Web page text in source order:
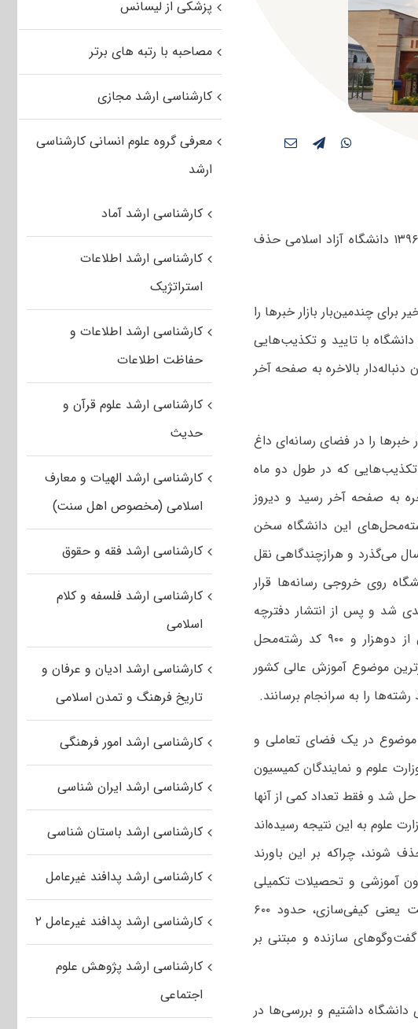
حدود ۶۰۰ کدرشته‎محل از دفترچه انتخاب رشته کارشناسی ارشد سال ۱۳۹۶ دانشگاه آزاد اسلامی حذف
برای چندمین‌بار بازار خبرها را
با تایید و تکذیب‌هایی
بالاخره به صفحه آخر
خبرها را در فضای رسانه‌ای داغ
تکذیب‌هایی که در طول دو ماه
به صفحه آخر رسید و دیروز
این دانشگاه سخن
می‌گذرد و هرازچندگاهی نقل
روی خروجی رسانه‌ها قرار
شد و پس از انتشار دفترچه
انتخاب‌رشته کارشناسی‌ارشد دانشگاه آزاد اسلامی مشخص شد بیش از دوهزار و ۹۰۰ کد رشته‌محل
موضوع آموزش عالی کشور
را به سرانجام برسانند.
در یک فضای تعاملی و
علوم و نمایندگان کمیسیون
شد و فقط تعداد کمی از آنها
علوم به این نتیجه رسیده‌اند
شوند، چراکه بر این باورند
آموزشی و تحصیلات تکمیلی
دانشگاه آزاد اسلامی به «فرهیختگان» می‌گوید براساس این سیاست یعنی کیفی‌سازی، حدود ۶۰۰
سازنده و مبتنی بر
داشتیم و بررسی‌ها در
پزشکی از لیسانس
مصاحبه با رتبه های برتر
کارشناسی ارشد مجازی
معرفی گروه علوم انسانی کارشناسی
ارشد
کارشناسی ارشد آماد
کارشناسی ارشد اطلاعات
استراتژیک
کارشناسی ارشد اطلاعات و
حفاظت اطلاعات
کارشناسی ارشد علوم قرآن و
حدیث
کارشناسی ارشد الهیات و معارف
اسلامی (مخصوص اهل سنت)
کارشناسی ارشد فقه و حقوق
کارشناسی ارشد فلسفه و کلام
اسلامی
کارشناسی ارشد ادیان و عرفان و
تاریخ فرهنگ و تمدن اسلامی
کارشناسی ارشد امور فرهنگی
کارشناسی ارشد ایران شناسی
کارشناسی ارشد باستان شناسی
کارشناسی ارشد پدافند غیرعامل
کارشناسی ارشد پدافند غیرعامل ۲
کارشناسی ارشد پژوهش علوم
اجتماعی